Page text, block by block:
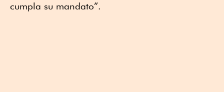
cumpla su mandato”.